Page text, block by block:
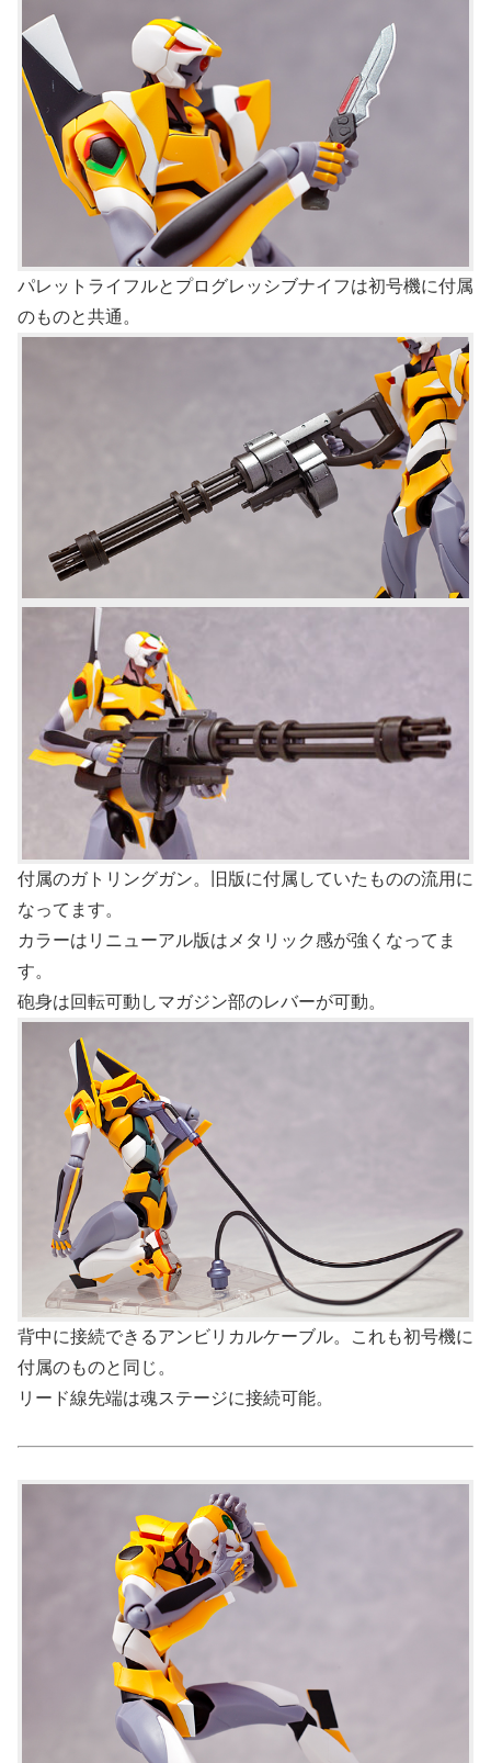
パレットライフルとプログレッシブナイフは初号機に付属
のものと共通。
付属のガトリングガン。旧版に付属していたものの流用に
なってます。
カラーはリニューアル版はメタリック感が強くなってま
す。
砲身は回転可動しマガジン部のレバーが可動。
背中に接続できるアンビリカルケーブル。これも初号機に
付属のものと同じ。
リード線先端は魂ステージに接続可能。